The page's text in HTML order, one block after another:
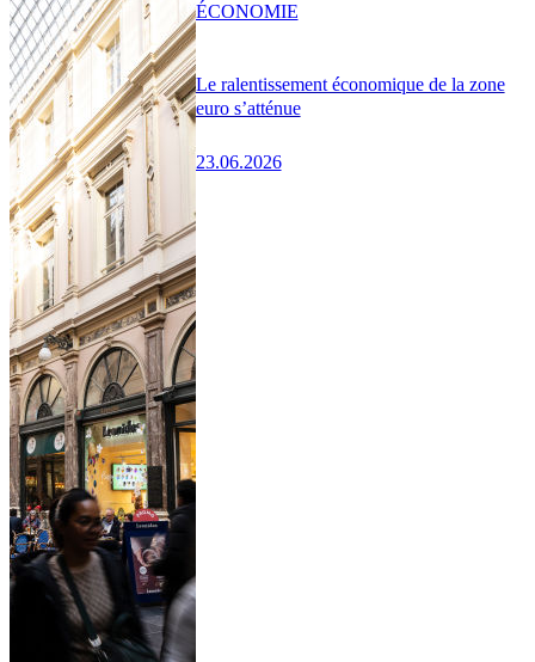
Le ralentissement économique de la zone
euro s’atténue
23.06.2026
ÉCONOMIE